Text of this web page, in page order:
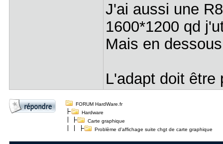
J'ai aussi une
1600*1200 qd
Mais en
L'adapt doit être
FORUM HardWare.fr
Hardware
Carte graphique
Problème d'affichage suite chgt de carte graphique